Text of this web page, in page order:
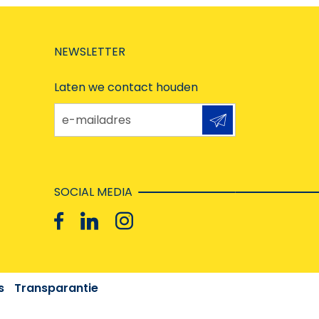
NEWSLETTER
Laten we contact houden
e-mailadres
SOCIAL MEDIA
Transparantie